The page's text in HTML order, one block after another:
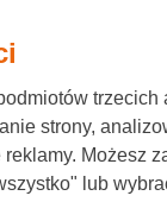
strony,
Możesz
lub